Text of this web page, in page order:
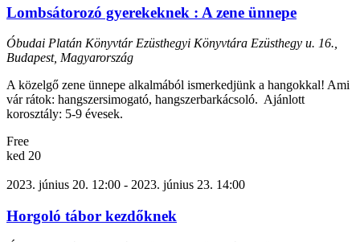
Lombsátorozó gyerekeknek : A zene ünnepe
Óbudai Platán Könyvtár Ezüsthegyi Könyvtára Ezüsthegy u. 16.,
Budapest, Magyarország
A közelgő zene ünnepe alkalmából ismerkedjünk a hangokkal! Ami
vár rátok: hangszersimogató, hangszerbarkácsoló. Ajánlott
korosztály: 5-9 évesek.
Free
ked 20
2023. június 20. 12:00 - 2023. június 23. 14:00
Horgoló tábor kezdőknek